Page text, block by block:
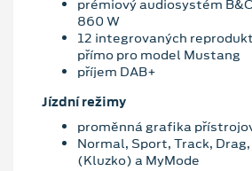
prémiový audiosystém
860 W
12 integrovaných
přímo pro model Mustang
příjem DAB+
Jízdní režimy
proměnná grafika
Normal, Sport, Track,
(Kluzko) a MyMode